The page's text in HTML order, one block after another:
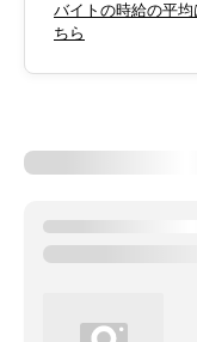
バイトの時給の平
ちら